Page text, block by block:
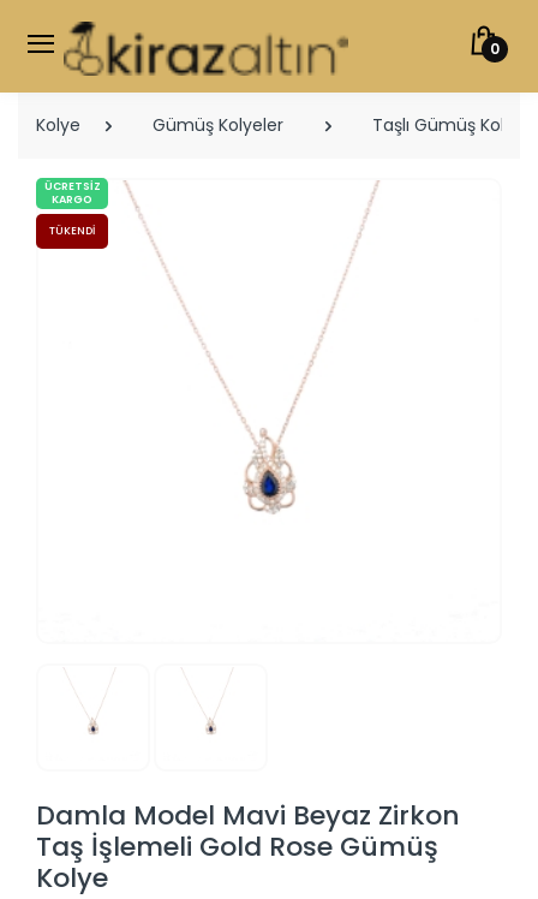
0
Kolye Gümüş Kolyeler Taşlı Gümüş
ÜCRETSIZ
KARGO
TÜKENDI
Damla Model Mavi Beyaz Zirkon
Taş İşlemeli Gold Rose Gümüş
Kolye